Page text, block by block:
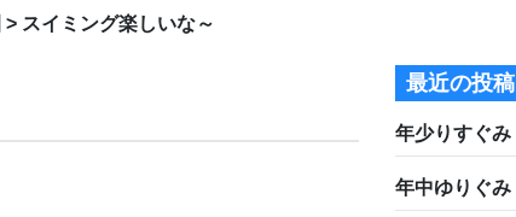
> スイミング楽しいな～
最近の投稿
年少りすぐみ
年中ゆりぐみ